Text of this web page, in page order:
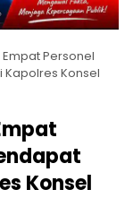
Personel
Konsel
Konsel